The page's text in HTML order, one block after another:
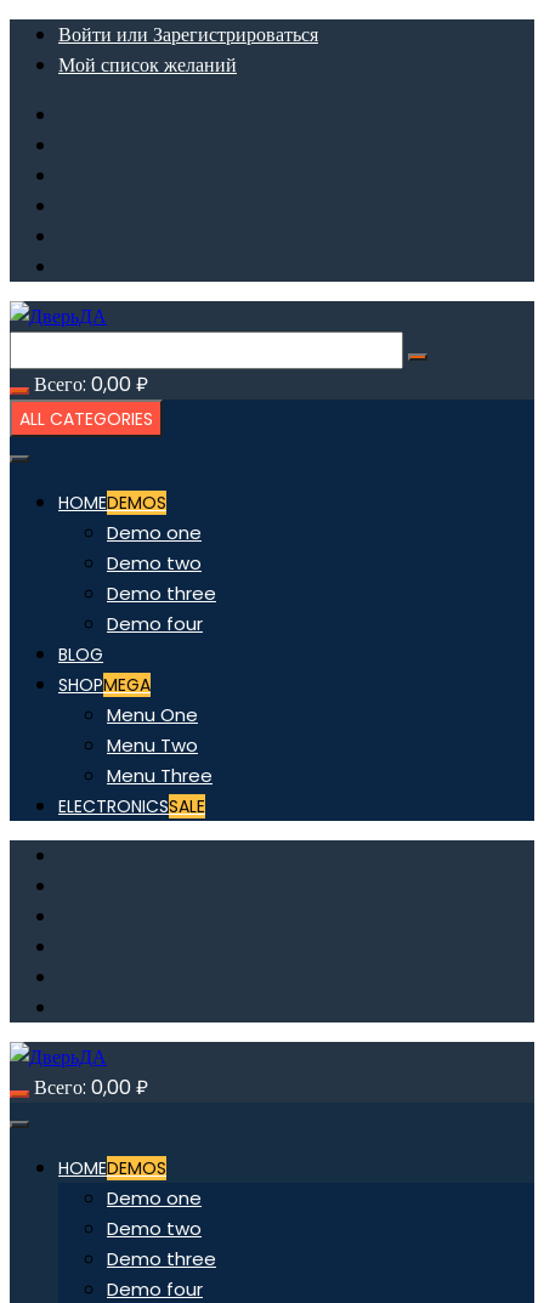
ПерейтиВойти или Зарегистрироваться
Мой список желаний
Всего: 0,00₽
ALL CATEGORIES
HOMEDEMOS
Demo one
Demo two
Demo three
Demo four
BLOG
SHOPMEGA
Menu One
Menu Two
Menu Three
ELECTRONICSSALE
Всего: 0,00₽
HOMEDEMOS
Demo one
Demo two
Demo three
Demo four